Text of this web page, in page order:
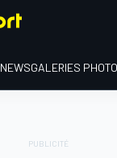
NEWSGALERIES PHOTO